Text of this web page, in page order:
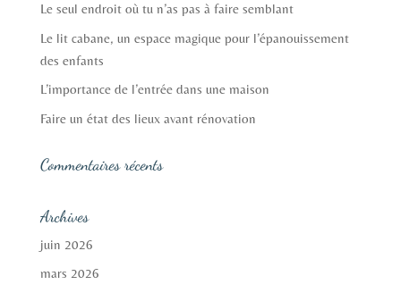
Le seul endroit où tu n’as pas à faire semblant
Le lit cabane, un espace magique pour l’épanouissement
des enfants
L’importance de l’entrée dans une maison
Faire un état des lieux avant rénovation
Commentaires récents
Archives
juin 2026
mars 2026